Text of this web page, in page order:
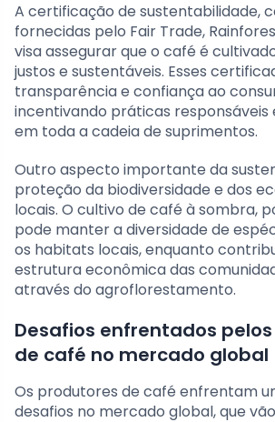
A certificação de sustentabilidade,
fornecidas pelo Fair Trade,
visa assegurar que o café é
justos e sustentáveis. Esses
transparência e confiança ao
incentivando práticas responsáveis
em toda a cadeia de suprimentos.
Outro aspecto importante da
proteção da biodiversidade e dos
locais. O cultivo de café à sombra,
pode manter a diversidade de
os habitats locais, enquanto
estrutura econômica das
através do agroflorestamento.
Desafios enfrentados
de café no mercado global
Os produtores de café enfrentam
desafios no mercado global, que